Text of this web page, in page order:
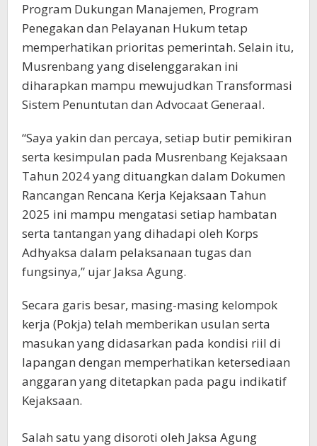
Program Dukungan Manajemen, Program
Penegakan dan Pelayanan Hukum tetap
memperhatikan prioritas pemerintah. Selain itu,
Musrenbang yang diselenggarakan ini
diharapkan mampu mewujudkan Transformasi
Sistem Penuntutan dan Advocaat Generaal.
“Saya yakin dan percaya, setiap butir pemikiran
serta kesimpulan pada Musrenbang Kejaksaan
Tahun 2024 yang dituangkan dalam Dokumen
Rancangan Rencana Kerja Kejaksaan Tahun
2025 ini mampu mengatasi setiap hambatan
serta tantangan yang dihadapi oleh Korps
Adhyaksa dalam pelaksanaan tugas dan
fungsinya,” ujar Jaksa Agung.
Secara garis besar, masing-masing kelompok
kerja (Pokja) telah memberikan usulan serta
masukan yang didasarkan pada kondisi riil di
lapangan dengan memperhatikan ketersediaan
anggaran yang ditetapkan pada pagu indikatif
Kejaksaan.
Salah satu yang disoroti oleh Jaksa Agung